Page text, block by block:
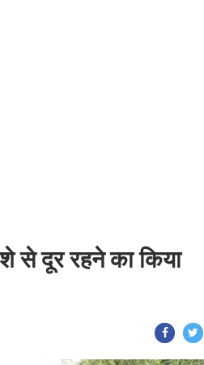
से दूर रहने का किया